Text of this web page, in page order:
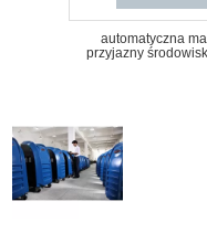
automatyczna
przyjazny